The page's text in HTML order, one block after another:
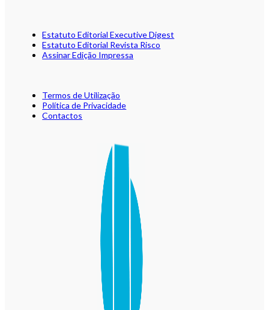
Estatuto Editorial Executive Digest
Estatuto Editorial Revista Risco
Assinar Edição Impressa
Termos de Utilização
Política de Privacidade
Contactos